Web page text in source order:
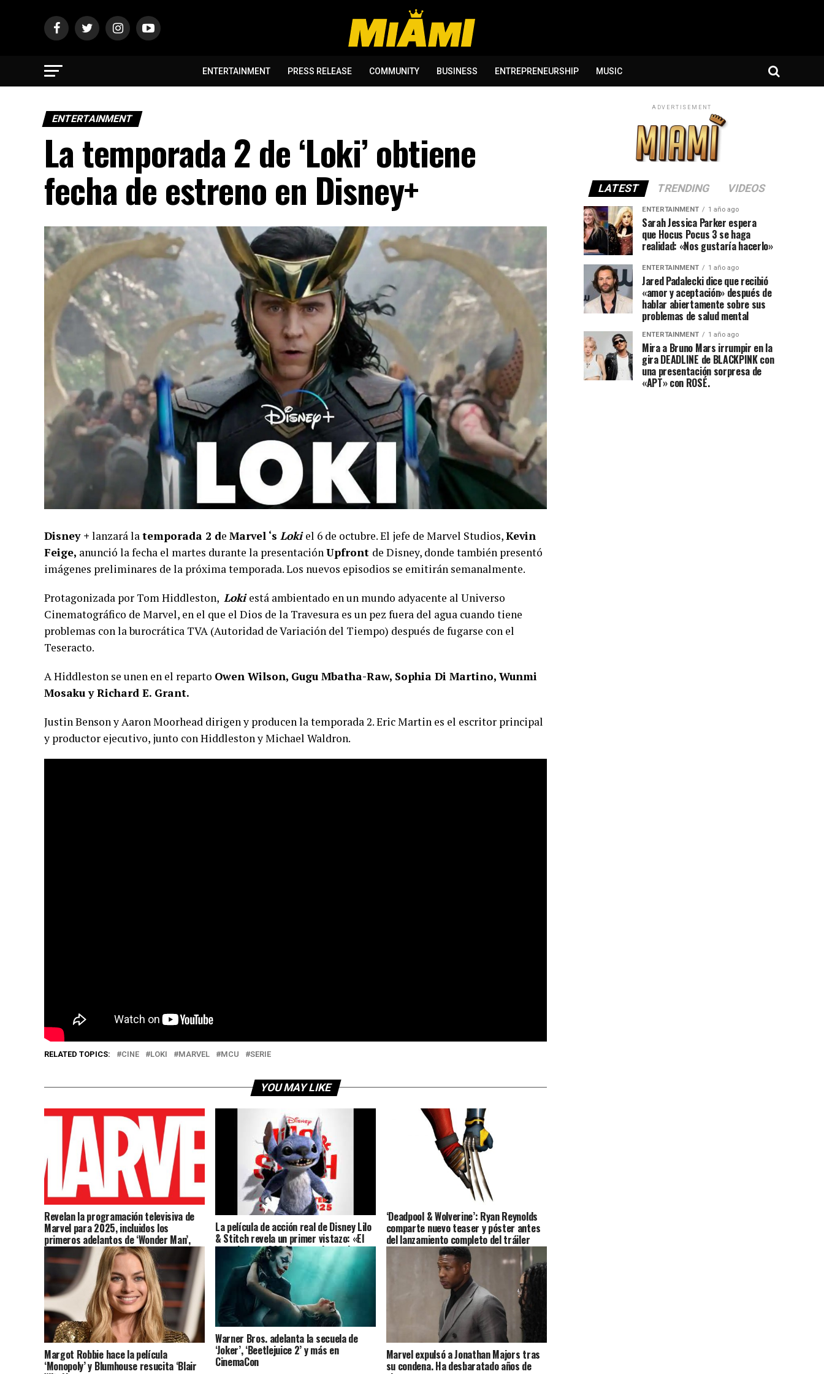
ENTERTAINMENT PRESS RELEASE COMMUNITY BUSINESS ENTREPRENEURSHIP MUSIC
ENTERTAINMENT
La temporada 2 de ‘Loki’ obtiene
fecha de estreno en Disney+
Disney + lanzará la temporada 2 de Marvel ‘s Loki el 6 de octubre. El jefe de Marvel Studios,Kevin
Feige, anunció la fecha el martes durante la presentación Upfront de Disney, donde también presentó
imágenes preliminares de la próxima temporada. Los nuevos episodios se emitirán semanalmente.
Protagonizada por Tom Hiddleston, Loki está ambientado en un mundo adyacente al Universo
Cinematográfico de Marvel, en el que el Dios de la Travesura es un pez fuera del agua cuando tiene
problemas con la burocrática TVA (Autoridad de Variación del Tiempo) después de fugarse con el
Teseracto.
A Hiddleston se unen en el reparto Owen Wilson, Gugu Mbatha-Raw, Sophia Di Martino, Wunmi
Mosaku y Richard E. Grant.
Justin Benson y Aaron Moorhead dirigen y producen la temporada 2. Eric Martin es el escritor principal
y productor ejecutivo, junto con Hiddleston y Michael Waldron.
RELATED TOPICS: CINE LOKI MARVEL MCU SERIE
YOU MAY LIKE
Revelan la programación televisiva de
Marvel para 2025, incluidos los
primeros adelantos de ‘Wonder Man’,
‘Spider-Man’ y ‘Wakanda’
La película de acción real de Disney Lilo
& Stitch revela un primer vistazo: «El
experimento 626 ha entrado en el
debate»
‘Deadpool & Wolverine’: Ryan Reynolds
comparte nuevo teaser y póster antes
del lanzamiento completo del tráiler
Margot Robbie hace la película
‘Monopoly’ y Blumhouse resucita ‘Blair
Warner Bros. adelanta la secuela de
‘Joker’, ‘Beetlejuice 2’ y más en
CinemaCon Marvel expulsó a Jonathan Majors tras
su condena. Ha desbaratado años de
ADVERTISEMENT
LATEST TRENDING VIDEOS
ENTERTAINMENT 1 año ago
Sarah Jessica Parker espera
que Hocus Pocus 3 se haga
realidad: «Nos gustaría hacerlo»
ENTERTAINMENT 1 año ago
Jared Padalecki dice que recibió
«amor y aceptación» después de
hablar abiertamente sobre sus
problemas de salud mental
ENTERTAINMENT 1 año ago
Mira a Bruno Mars irrumpir en la
gira DEADLINE de BLACKPINK con
una presentación sorpresa de
«APT» con ROSÉ.